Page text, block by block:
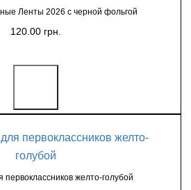
Ленты 2026 с черной фольгой
120.00 грн.
первоклассников желто-голубой